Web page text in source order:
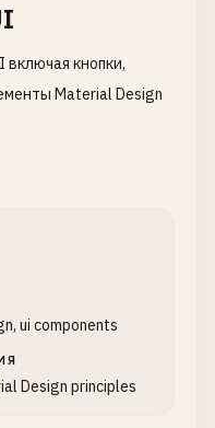
кнопки,
Material Design
ui components
Design principles